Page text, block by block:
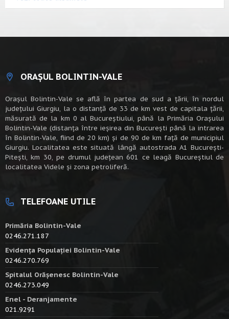
ORAȘUL BOLINTIN-VALE
Oraşul Bolintin-Vale se află în partea de sud a ţării, în nordul
judeţului Giurgiu, la o distanţă de 33 de km vest de capitala țării,
măsurată de la km 0 al Bucureștiului, până la Primăria Orașului
Bolintin-Vale (distanța între ieșirea din București până la intrarea
în Bolintin-Vale, fiind de 20 km) şi de 90 de km faţă de municipiul
Giurgiu. Localitatea este situată lângă autostrada A1 Bucureşti-
Piteşti, km 30, pe drumul judeţean 601 ce leagă Bucureştiul de
localitatea Videle şi zona petroliferă.
TELEFOANE UTILE
Primăria Bolintin-Vale
0246.271.187
Evidența Populației Bolintin-Vale
0246.270.769
Spitalul Orășenesc Bolintin-Vale
0246.273.049
Enel - Deranjamente
021.9291